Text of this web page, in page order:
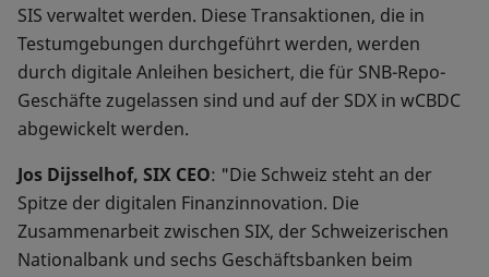
SIS verwaltet werden. Diese Transaktionen, die in
Testumgebungen durchgeführt werden, werden
durch digitale Anleihen besichert, die für SNB-Repo-
Geschäfte zugelassen sind und auf der SDX in wCBDC
abgewickelt werden.
Jos Dijsselhof, SIX CEO: "Die Schweiz steht an der
Spitze der digitalen Finanzinnovation. Die
Zusammenarbeit zwischen SIX, der Schweizerischen
Nationalbank und sechs Geschäftsbanken beim